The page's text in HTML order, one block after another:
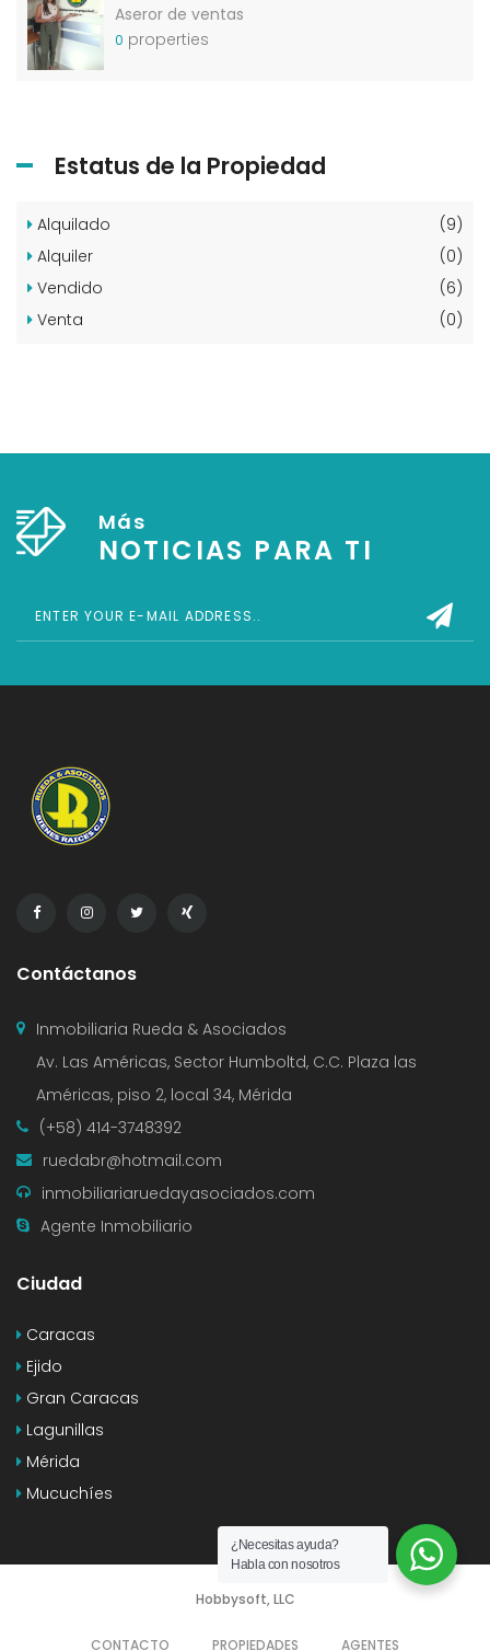
Aseror de ventas
0 properties
Estatus de la Propiedad
Alquilado
(9)
Alquiler
(0)
Vendido
(6)
Venta
(0)
Más
NOTICIAS PARA TI
Contáctanos
Inmobiliaria Rueda & Asociados
Av. Las Américas, Sector Humboltd, C.C. Plaza las
Américas, piso 2, local 34, Mérida
(+58) 414-3748392
ruedabr@hotmail.com
inmobiliariaruedayasociados.com
Agente Inmobiliario
Ciudad
Caracas
Ejido
Gran Caracas
Lagunillas
Mérida
Mucuchíes
Hobbysoft, LLC
CONTACTO PROPIEDADES AGENTES
¿Necesitas ayuda?
Habla con nosotros